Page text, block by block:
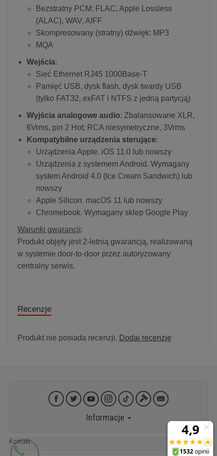
Bezstratny PCM: FLAC, Apple Lossless
(ALAC), WAV, AIFF
Skompresowany (stratny) dźwięk: MP3
MQA
Wejścia:
Sieć Ethernet RJ45 1000Base-T
Pamięć USB, dysk flash, dysk twardy USB
(tylko FAT32, exFAT i NTFS z jedną partycją)
Wyjścia analogowe audio: Zbalansowane XLR,
6Vrms, pin 2 Hot; RCA niesymetryczne, 3Vrms
Kompatybilne urządzenia sterujące:
Urządzenia Apple. iOS 11.0 lub nowszy
Urządzenia z systemem Android. Wymagany
system Android 4.0 (Ice Cream Sandwich) lub
nowszy
Apple Silicon. macOS 11 lub nowszy
Chromebook. Wymagany sklep Google Play
Warunki gwarancji:
Produkt objęty jest 2-letnią gwarancją, realizowaną
w systemie door-to-door przez autoryzowany
centralny serwis.
Recenzje
Produkt nie posiada recenzji. Dodaj recenzję
Informacje
Kontakt